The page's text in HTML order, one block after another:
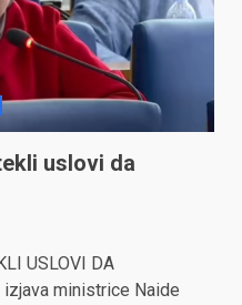
uslovi da
USLOVI DA
izjava ministrice Naide